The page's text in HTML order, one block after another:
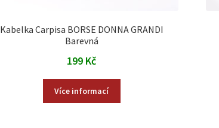
Kabelka Carpisa BORSE DONNA GRANDI
Barevná
199 Kč
Více informací